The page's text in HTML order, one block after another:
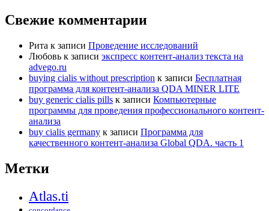
Свежие комментарии
Рита к записи Проведение исследований
Любовь к записи экспресс контент-анализ текста на
advego.ru
buying cialis without prescription к записи Бесплатная
программа для контент-анализа QDA MINER LITE
buy generic cialis pills к записи Компьютерные
программы для проведения профессионального контент-
анализа
buy cialis germany к записи Программа для
качественного контент-анализа Global QDA. часть 1
Метки
Atlas.ti